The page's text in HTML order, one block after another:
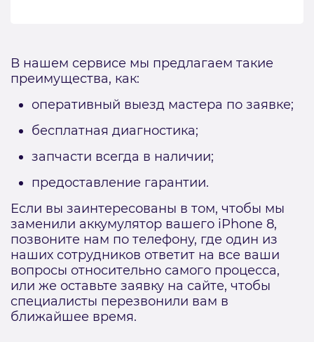
В нашем сервисе мы предлагаем такие
преимущества, как:
оперативный выезд мастера по заявке;
бесплатная диагностика;
запчасти всегда в наличии;
предоставление гарантии.
Если вы заинтересованы в том, чтобы мы
заменили аккумулятор вашего iPhone 8,
позвоните нам по телефону, где один из
наших сотрудников ответит на все ваши
вопросы относительно самого процесса,
или же оставьте заявку на сайте, чтобы
специалисты перезвонили вам в
ближайшее время.